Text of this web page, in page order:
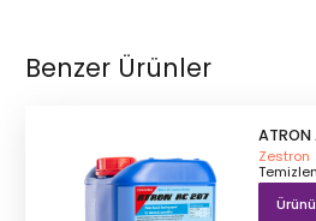
Benzer Ürünler
Zestron